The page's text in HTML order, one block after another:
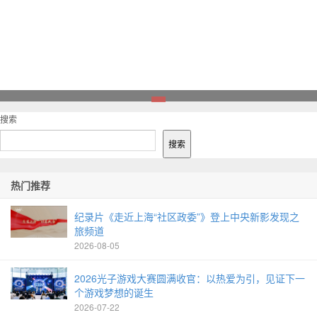
搜索
搜索
热门推荐
纪录片《走近上海“社区政委”》登上中央新影发现之
旅频道
2026-08-05
2026光子游戏大赛圆满收官：以热爱为引，见证下一
个游戏梦想的诞生
2026-07-22